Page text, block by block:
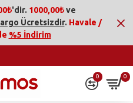
'dir. 1000,00₺ve
Ücretsizdir. Havale /
%5 İndirim
0 0